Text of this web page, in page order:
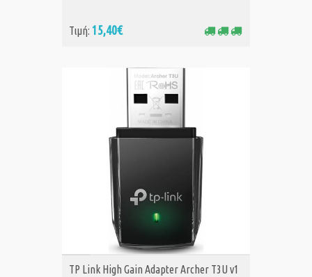
Τιμή: 15,40€
ΑΓΟΡΑ
TP Link High Gain Adapter Archer T3U v1